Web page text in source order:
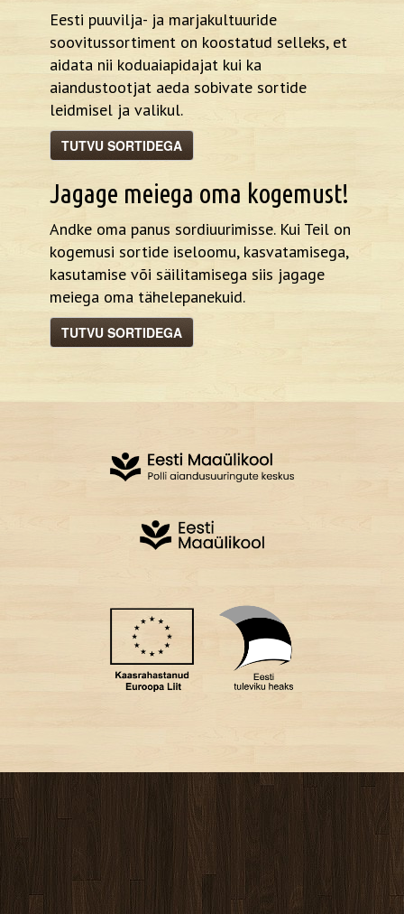
Eesti puuvilja- ja marjakultuuride
soovitussortiment on koostatud selleks, et
aidata nii koduaiapidajat kui ka
aiandustootjat aeda sobivate sortide
leidmisel ja valikul.
TUTVU SORTIDEGA
Jagage meiega oma kogemust!
Andke oma panus sordiuurimisse. Kui Teil on
kogemusi sortide iseloomu, kasvatamisega,
kasutamise või säilitamisega siis jagage
meiega oma tähelepanekuid.
TUTVU SORTIDEGA